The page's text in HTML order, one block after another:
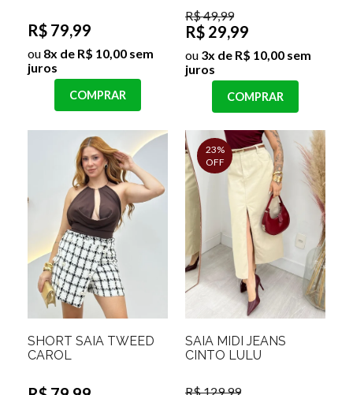
R$ 79,99
ou 8x de R$ 10,00 sem
juros
COMPRAR
R$ 49,99
R$ 29,99
ou 3x de R$ 10,00 sem
juros
COMPRAR
SHORT SAIA TWEED
CAROL
23%
OFF
SAIA MIDI JEANS
CINTO LULU
R$ 129,99